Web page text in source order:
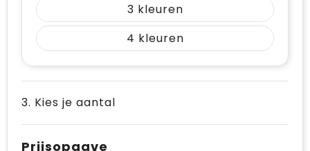
3
4
3. Kies je aantal
Prijsopgave